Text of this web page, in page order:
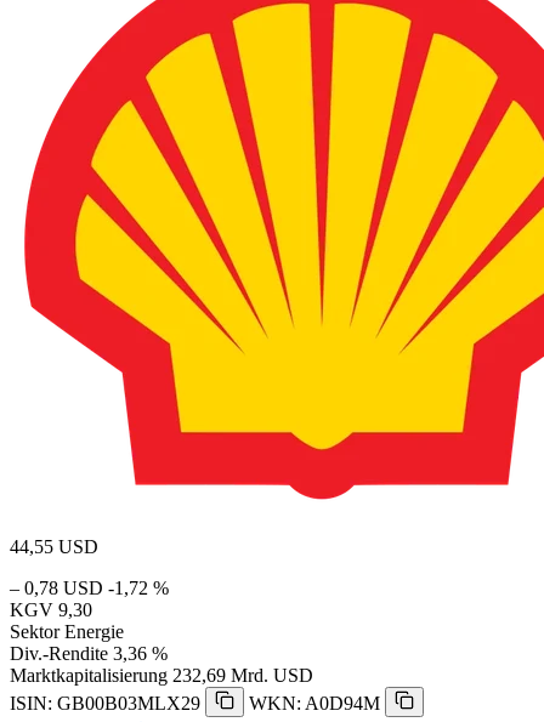
44,55 USD
– 0,78 USD -1,72 %
KGV 9,30
Sektor Energie
Div.-Rendite 3,36 %
Marktkapitalisierung 232,69 Mrd. USD
ISIN: GB00B03MLX29
WKN: A0D94M